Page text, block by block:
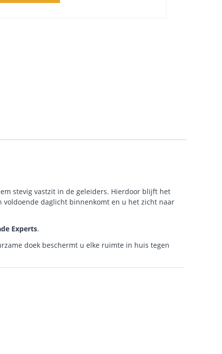
stevig vastzit in de geleiders. Hierdoor blijft het
daglicht binnenkomt en u het zicht naar
Experts.
doek beschermt u elke ruimte in huis tegen